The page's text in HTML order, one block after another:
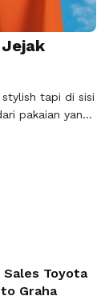
tapi di sisi
pakaian yang
juga
Sales Toyota
Graha